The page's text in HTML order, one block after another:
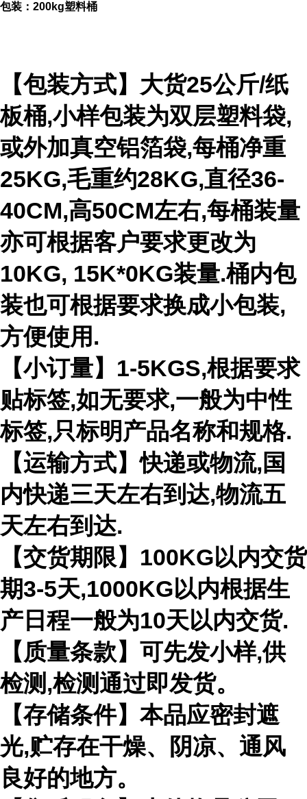
包装：200kg塑料桶
【包装方式】大货25公斤/纸
板桶,小样包装为双层塑料袋,
或外加真空铝箔袋,每桶净重
25KG,毛重约28KG,直径36-
40CM,高50CM左右,每桶装量
亦可根据客户要求更改为
10KG, 15K*0KG装量.桶内包
装也可根据要求换成小包装,
方便使用.
【小订量】1-5KGS,根据要求
贴标签,如无要求,一般为中性
标签,只标明产品名称和规格.
【运输方式】快递或物流,国
内快递三天左右到达,物流五
天左右到达.
【交货期限】100KG以内交货
期3-5天,1000KG以内根据生
产日程一般为10天以内交货.
【质量条款】可先发小样,供
检测,检测通过即发货。
【存储条件】本品应密封遮
光,贮存在干燥、阴凉、通风
良好的地方。